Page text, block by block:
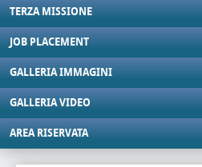
TERZA MISSIONE
JOB PLACEMENT
GALLERIA IMMAGINI
GALLERIA VIDEO
AREA RISERVATA